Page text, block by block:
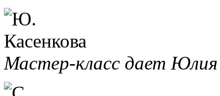
Мастер-класс дает Юлия